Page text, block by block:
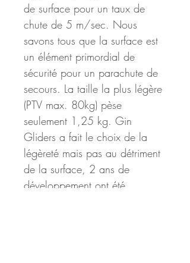
de surface pour un taux de
chute de 5 m/sec. Nous
savons tous que la surface est
un élément primordial de
sécurité pour un parachute de
secours. La taille la plus légère
(PTV max. 80kg) pèse
seulement 1,25 kg. Gin
Gliders a fait le choix de la
légèreté mais pas au détriment
de la surface, 2 ans de
développement ont été